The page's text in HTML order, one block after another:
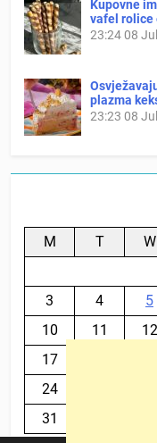
Kupovne
vafel rolice
23:2408
plazma
23:23 08
M T W
3
4 5
10
11 12
17
24
31